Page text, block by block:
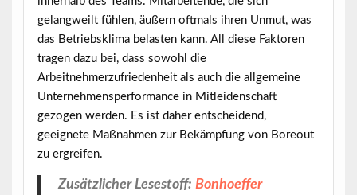
gelangweilt fühlen, äußern oftmals ihren Unmut, was
das Betriebsklima belasten kann. All diese Faktoren
tragen dazu bei, dass sowohl die
Arbeitnehmerzufriedenheitals auch die allgemeine
Unternehmensperformance in Mitleidenschaft
gezogen werden. Es ist daher entscheidend,
geeignete Maßnahmen zur Bekämpfung von Boreout
zu ergreifen.
Zusätzlicher Lesestoff: Bonhoeffer